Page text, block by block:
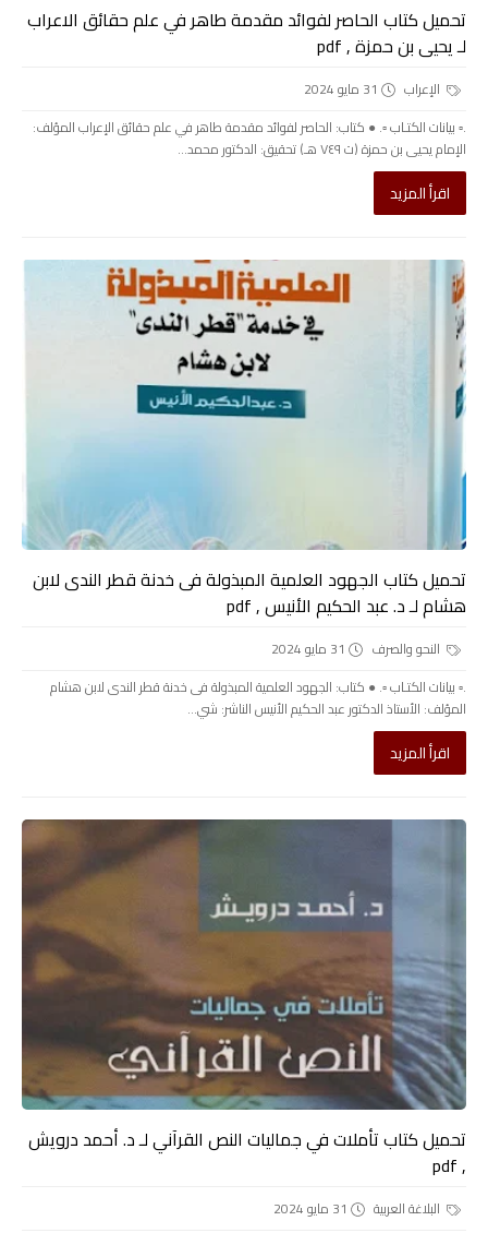
تحميل كتاب الحاصر لفوائد مقدمة طاهر في علم حقائق الاعراب
لـ يحيى بن حمزة , pdf
الإعراب
31 مايو 2024
.▫️ بيانات الكتـاب ▫️. ● كتاب: الحاصر لفوائد مقدمة طاهر في علم حقائق الإعراب المؤلف:
الإمام يحيى بن حمزة (ت ٧٤٩ هـ) تحقيق: الدكتور محمد...
اقرأ المزيد
تحميل كتاب الجهود العلمية المبذولة فى خدنة قطر الندى لابن
هشام لـ د. عبد الحكيم الأنيس , pdf
النحو والصرف
31 مايو 2024
.▫️ بيانات الكتـاب ▫️. ● كتاب: الجهود العلمية المبذولة فى خدنة قطر الندى لابن هشام
المؤلف: الأستاذ الدكتور عبد الحكيم الأنيس الناشر: شي...
اقرأ المزيد
تحميل كتاب تأملات في جماليات النص القرآني لـ د. أحمد درويش
, pdf
البلاغة العربية 31 مايو 2024